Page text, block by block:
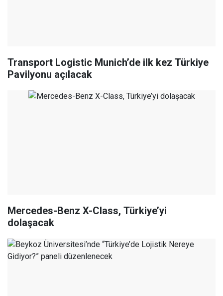
Transport Logistic Munich’de ilk kez Türkiye
Pavilyonu açılacak
Mercedes-Benz X-Class, Türkiye’yi
dolaşacak